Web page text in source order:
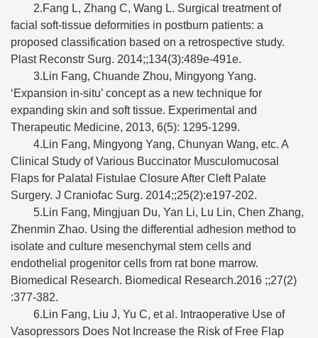
2.Fang L, Zhang C, Wang L. Surgical treatment of
facial soft-tissue deformities in postburn patients: a
proposed classification based on a retrospective study.
Plast Reconstr Surg. 2014;;134(3):489e-491e.
3.Lin Fang, Chuande Zhou, Mingyong Yang.
‘Expansion in-situ’ concept as a new technique for
expanding skin and soft tissue. Experimental and
Therapeutic Medicine, 2013, 6(5): 1295-1299.
4.Lin Fang, Mingyong Yang, Chunyan Wang, etc. A
Clinical Study of Various Buccinator Musculomucosal
Flaps for Palatal Fistulae Closure After Cleft Palate
Surgery. J Craniofac Surg. 2014;;25(2):e197-202.
5.Lin Fang, Mingjuan Du, Yan Li, Lu Lin, Chen Zhang,
Zhenmin Zhao. Using the differential adhesion method to
isolate and culture mesenchymal stem cells and
endothelial progenitor cells from rat bone marrow.
Biomedical Research. Biomedical Research.2016 ;;27(2)
:377-382.
6.Lin Fang, Liu J, Yu C, et al. Intraoperative Use of
Vasopressors Does Not Increase the Risk of Free Flap